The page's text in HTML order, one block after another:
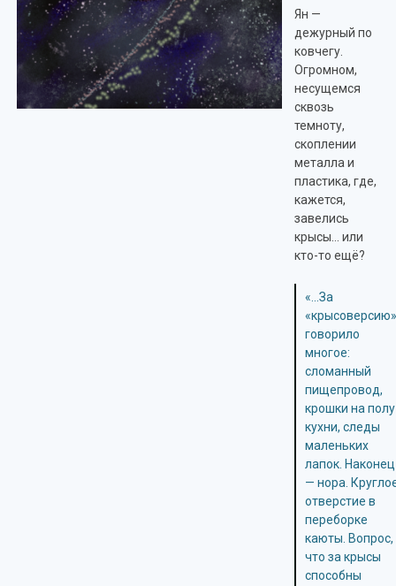
Ян —
дежурный по
ковчегу.
Огромном,
несущемся
сквозь
темноту,
скоплении
металла и
пластика, где,
кажется,
завелись
крысы… или
кто-то ещё?
«…За
говорило
многое:
сломанный
пищепровод,
крошки на полу
кухни, следы
маленьких
лапок. Наконец
— нора.
отверстие в
переборке
каюты. Вопрос,
что за крысы
способны